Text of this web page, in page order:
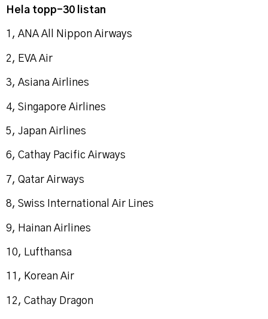
Hela topp-30 listan
1, ANA All Nippon Airways
2, EVA Air
3, Asiana Airlines
4, Singapore Airlines
5, Japan Airlines
6, Cathay Pacific Airways
7, Qatar Airways
8, Swiss International Air Lines
9, Hainan Airlines
10, Lufthansa
11, Korean Air
12, Cathay Dragon